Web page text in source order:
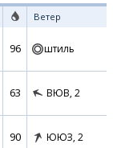
Ветер
96 штиль
63 ВЮВ, 2
90 ЮЮЗ, 2